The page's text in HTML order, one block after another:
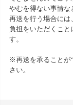
やむを得ない事情な
再送を行う場合に
負担をいただくこ
す。
※再送を承ることが
さい。